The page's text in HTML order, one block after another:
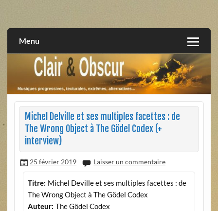
extrêmes, alternatives, texturales
Menu
Michel Delville et ses multiples facettes : de
The Wrong Object à The Gödel Codex (+
interview)
25 février 2019 Laisser un commentaire
Titre: Michel Deville et ses multiples facettes : de
The Wrong Object à The Gödel Codex
Auteur: The Gödel Codex